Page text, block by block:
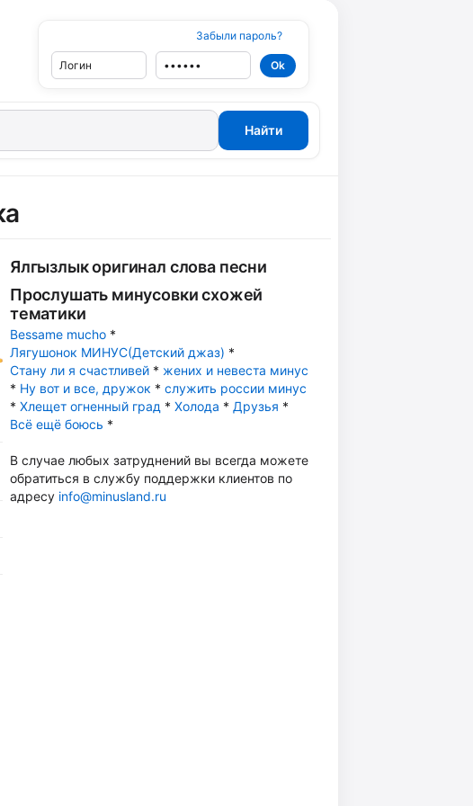
Забыли пароль?
Ялгызлык оригинал слова песни
Прослушать минусовки схожей
тематики
Bessame mucho *
Лягушонок МИНУС(Детский джаз) *
Стану ли я счастливей * жених и невеста минус
* Ну вот и все, дружок * служить россии минус
* Хлещет огненный град * Холода * Друзья *
Всё ещё боюсь *
В случае любых затруднений вы всегда можете
обратиться в службу поддержки клиентов по
адресу info@minusland.ru